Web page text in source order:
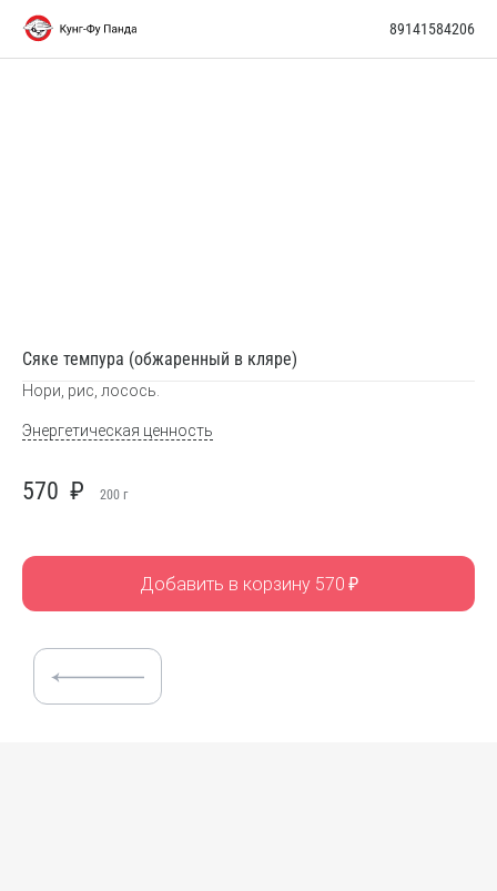
89141584206
Сяке темпура (обжаренный в кляре)
Нори, рис, лосось.
Энергетическая ценность
570 ₽ 200 г
Добавить в корзину 570 ₽